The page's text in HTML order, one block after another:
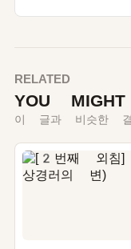
RELATED
YOU
이 글과 비슷한